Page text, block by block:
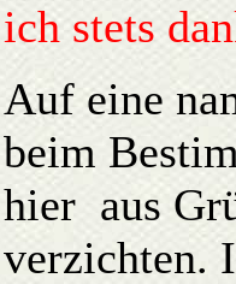
ich stets
Auf eine
beim
hier aus
verzichten.